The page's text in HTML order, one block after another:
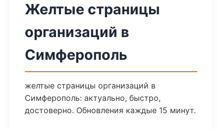
Желтые страницы
организаций в
Симферополь
желтые страницы организаций в
Симферополь: актуально, быстро,
достоверно. Обновления каждые 15 минут.